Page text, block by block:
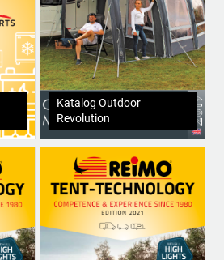
Katalog Outdoor
Revolution